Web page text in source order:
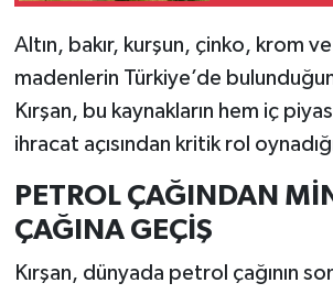
Altın, bakır, kurşun, çinko, krom
madenlerin Türkiye’de
Kırşan, bu kaynakların hem iç
ihracat açısından kritik rol
PETROL ÇAĞINDAN
ÇAĞINA GEÇİŞ
Kırşan, dünyada petrol çağının
Sağlık
Şaphane
Simav
Siyaset
Spor